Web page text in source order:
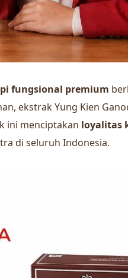
fungsional premium
ekstrak Yung Kien
ini menciptakan loyalitas
di seluruh Indonesia.